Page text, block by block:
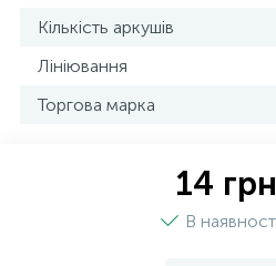
Кількість аркушів
Лініювання
Торгова марка
14
В